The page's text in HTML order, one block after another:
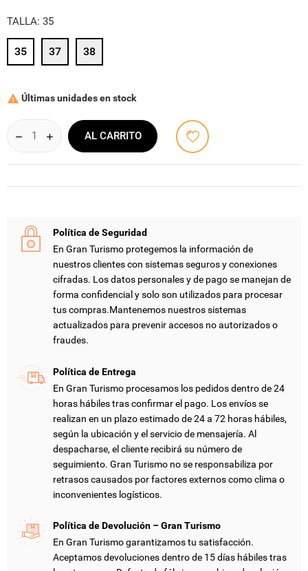
TALLA: 35
35 37 38
 Últimas unidades en stock
AL CARRITO
Política de Seguridad
En Gran Turismo protegemos la información de
nuestros clientes con sistemas seguros y conexiones
cifradas. Los datos personales y de pago se manejan de
forma confidencial y solo son utilizados para procesar
tus compras.Mantenemos nuestros sistemas
actualizados para prevenir accesos no autorizados o
fraudes.
Política de Entrega
En Gran Turismo procesamos los pedidos dentro de 24
horas hábiles tras confirmar el pago. Los envíos se
realizan en un plazo estimado de 24 a 72 horas hábiles,
según la ubicación y el servicio de mensajería. Al
despacharse, el cliente recibirá su número de
seguimiento. Gran Turismo no se responsabiliza por
retrasos causados por factores externos como clima o
inconvenientes logísticos.
Política de Devolución – Gran Turismo
En Gran Turismo garantizamos tu satisfacción.
Aceptamos devoluciones dentro de 15 días hábiles tras
MI LISTA DE DESEOS
CREAR LISTA DE DESEOS
NOMBRE DE LA LISTA DE DESEOS
INICIAR SESIÓN
DEBE INICIAR SESIÓN PARA GUARDAR PRODUCTOS EN SU
CANCELAR INICIAR SESIÓN